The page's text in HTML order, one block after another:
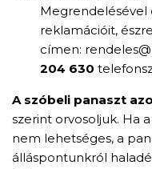
Megrendelésével
reklamációit,
címen:
204 630
A szóbeli panaszt
szerint orvosoljuk. Ha
nem lehetséges, a
álláspontunkról